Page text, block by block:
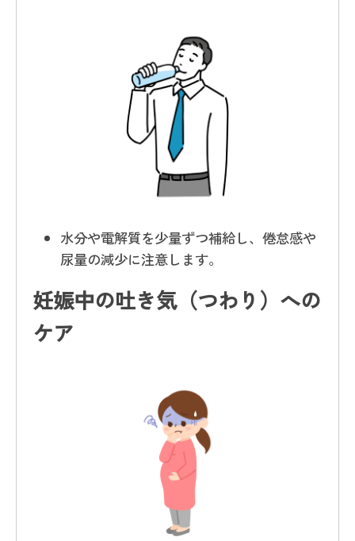
水分や電解質を少量ずつ補給し、倦怠感や
尿量の減少に注意します。
妊娠中の吐き気（つわり）への
ケア